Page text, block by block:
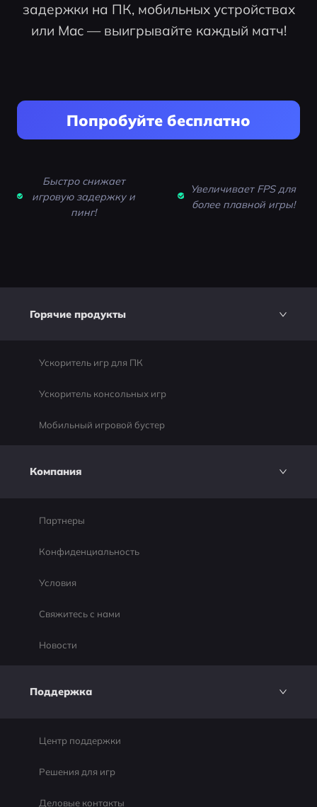
задержки на ПК, мобильных устройствах
или Mac — выигрывайте каждый матч!
Попробуйте бесплатно
Быстро снижает
игровую задержку и
пинг!
Увеличивает FPS для
более плавной игры!
Горячие продукты
Ускоритель игр для ПК
Ускоритель консольных игр
Мобильный игровой бустер
Компания
Партнеры
Конфиденциальность
Условия
Свяжитесь с нами
Новости
Поддержка
Центр поддержки
Решения для игр
Деловые контакты